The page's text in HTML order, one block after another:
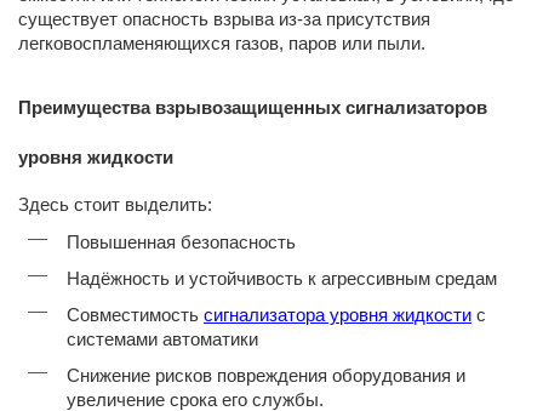
существует опасность взрыва из-за присутствия
легковоспламеняющихся газов, паров или пыли.
Преимущества взрывозащищенных сигнализаторов
уровня жидкости
Здесь стоит выделить:
Повышенная безопасность
Надёжность и устойчивость к агрессивным средам
Совместимость сигнализатора уровня жидкости с
системами автоматики
Снижение рисков повреждения оборудования и
увеличение срока его службы.